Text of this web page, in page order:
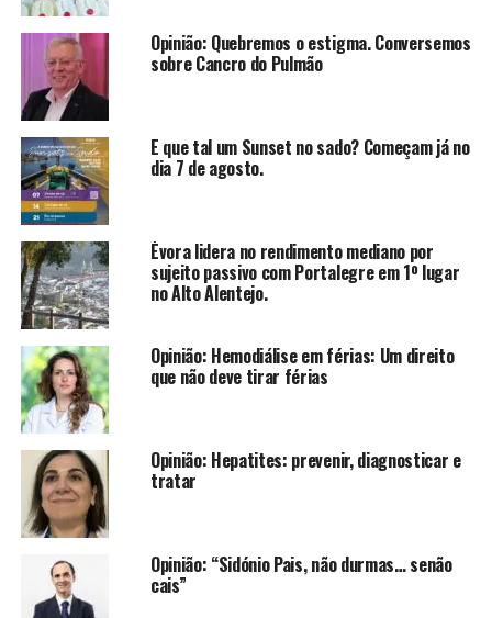
Opinião: Quebremos o estigma. Conversemos
sobre Cancro do Pulmão
E que tal um Sunset no sado? Começam já no
dia 7 de agosto.
Évora lidera no rendimento mediano por
sujeito passivo com Portalegre em 1º lugar
no Alto Alentejo.
Opinião: Hemodiálise em férias: Um direito
que não deve tirar férias
Opinião: Hepatites: prevenir, diagnosticar e
tratar
Opinião: “Sidónio Pais, não durmas… senão
cais”